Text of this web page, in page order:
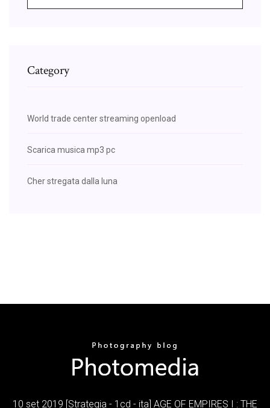
Category
World trade center streaming openload
Scarica musica mp3 pc
Cher stregata dalla luna
10 set 2019 [Strategia - 1cd - ita] AGE OF EMPIRES I : THE